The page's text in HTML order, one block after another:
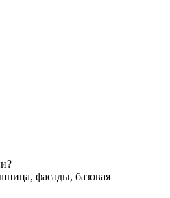
фасады, базовая